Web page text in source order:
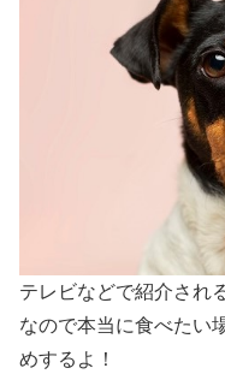
テレビなどで紹介され
なので本当に食べたい
めするよ！